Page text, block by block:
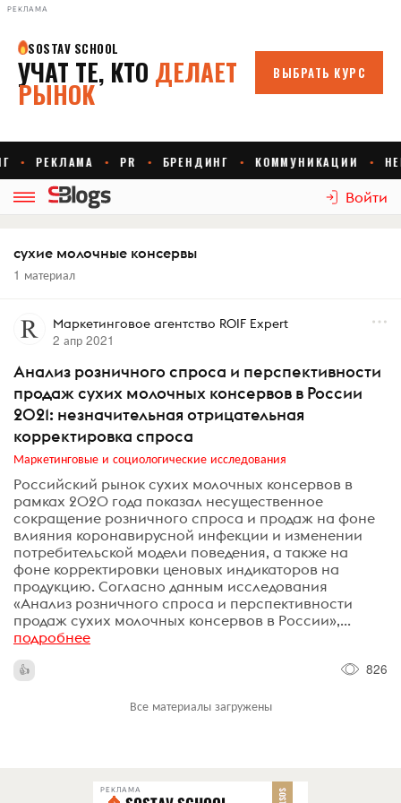
РЕКЛАМА
Войти
сухие молочные консервы
1 материал
Маркетинговое агентство ROIF Expert
2 апр 2021
Анализ розничного спроса и перспективности
продаж сухих молочных консервов в России
2021: незначительная отрицательная
корректировка спроса
Маркетинговые и социологические исследования
Российский рынок сухих молочных консервов в
рамках 2020 года показал несущественное
сокращение розничного спроса и продаж на фоне
влияния коронавирусной инфекции и изменении
потребительской модели поведения, а также на
фоне корректировки ценовых индикаторов на
продукцию. Согласно данным исследования
«Анализ розничного спроса и перспективности
продаж сухих молочных консервов в России»,...
подробнее
826
Все материалы загружены
РЕКЛАМА